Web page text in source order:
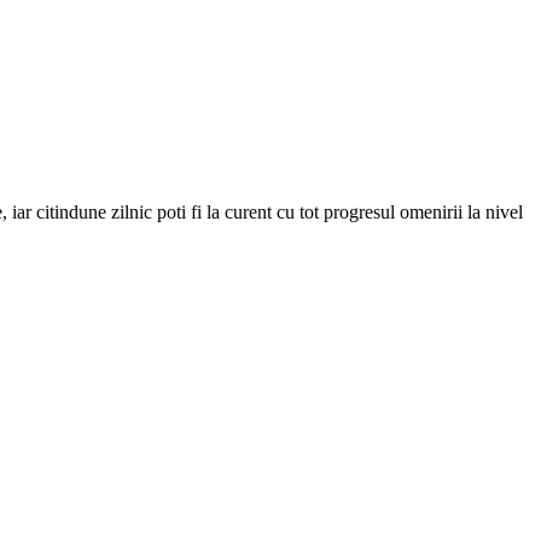
iar citindune zilnic poti fi la curent cu tot progresul omenirii la nivel